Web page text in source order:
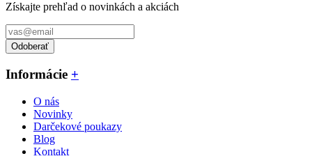
Získajte prehľad o novinkách a akciách
Odoberať
Informácie +
O nás
Novinky
Darčekové poukazy
Blog
Kontakt